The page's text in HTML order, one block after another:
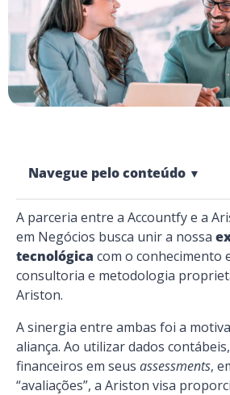
Navegue pelo conteúdo ▼
A parceria entre a Accountfy e a
em Negócios busca unir a nossa
tecnológica com o conhecimento
consultoria e metodologia
Ariston.
A sinergia entre ambas foi a
aliança. Ao utilizar dados
financeiros em seus assessments,
“avaliações”, a Ariston visa